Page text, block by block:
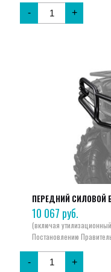
- +
ПЕРЕДНИЙ СИЛОВОЙ
10 067 руб.
- +